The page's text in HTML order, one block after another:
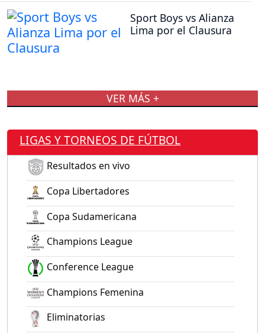
Sport Boys vs Alianza
Lima por el Clausura
VER MÁS +
LIGAS Y TORNEOS DE FÚTBOL
Resultados en vivo
Copa Libertadores
Copa Sudamericana
Champions League
Conference League
Champions Femenina
Eliminatorias